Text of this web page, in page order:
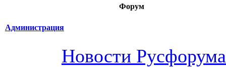
Форум
Администрация
Новости Русфорума